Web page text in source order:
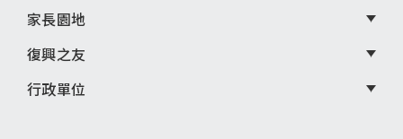
家長園地
復興之友
行政單位